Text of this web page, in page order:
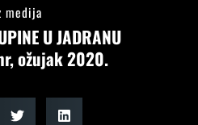
medija
U JADRANU
ožujak 2020.